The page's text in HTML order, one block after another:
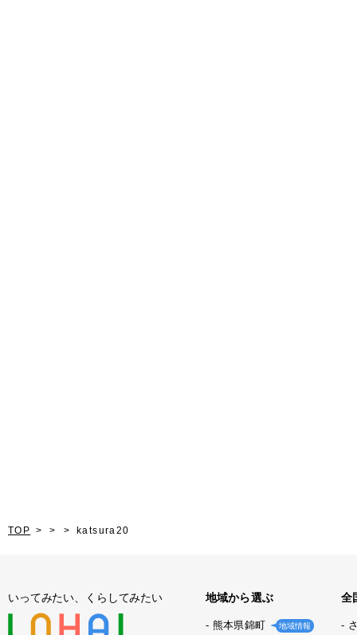
TOP katsura20
いってみたい、くらしてみたい 地域から選ぶ
熊本県錦町 地域情報
全